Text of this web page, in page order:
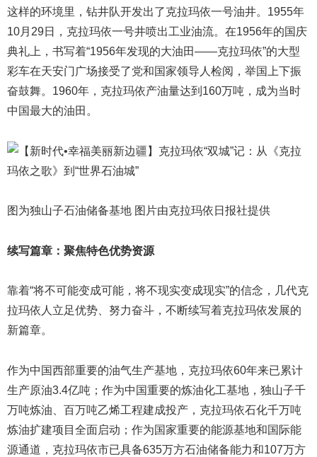
这样的环境里，钻井队开发出了克拉玛依一号油井。1955年
10月29日，克拉玛依一号井喷出工业油流。在1956年的国庆
典礼上，书写着“1956年发现的大油田——克拉玛依”的大型
彩车在天安门广场接受了党和国家领导人检阅，举国上下振
奋鼓舞。1960年，克拉玛依产油量达到160万吨，成为当时
中国最大的油田。
图为独山子石油储备基地 图片由克拉玛依日报社提供
续写篇章：聚焦特色优势资源
靠着“将不可能变成可能，将不现实变成现实”的信念，几代克
拉玛依人立足优势、努力奋斗，不断续写着克拉玛依发展的
新篇章。
作为中国西部重要的油气生产基地，克拉玛依60年来已累计
生产原油3.4亿吨；作为中国重要的炼油化工基地，独山子千
万吨炼油、百万吨乙烯工程建成投产，克拉玛依石化千万吨
炼油扩建项目全面启动；作为国家重要的能源基地和国际能
源通道，克拉玛依市已具备635万方石油储备能力和107万方